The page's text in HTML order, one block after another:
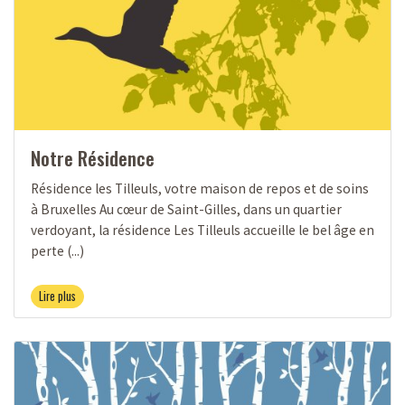
Notre Résidence
Résidence les Tilleuls, votre maison de repos et de soins
à Bruxelles Au cœur de Saint-Gilles, dans un quartier
verdoyant, la résidence Les Tilleuls accueille le bel âge en
perte (...)
Lire plus